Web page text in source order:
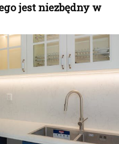
jest niezbędny w